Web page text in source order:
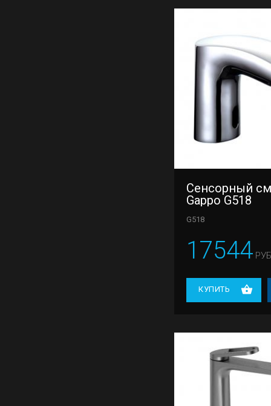
Сенсорный
Gappo G518
G518
17544
КУПИТЬ